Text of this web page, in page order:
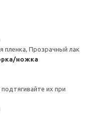
пленка, Прозрачный лак
ножка
их при